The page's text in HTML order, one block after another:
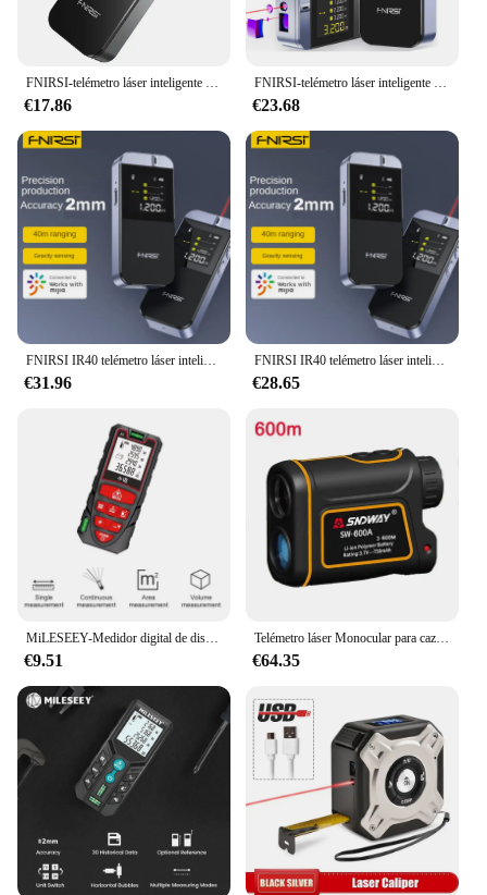
€17.86 €23.68
€31.96
FNIRSI IR40 telémetro láser inteligente, cinta métrica Digital, medidor de distancia, aplicación precisa para dibujar, 40M
€28.65
€9.51
Telémetro láser Monocular para caza, medidor de distancia láser, cinta métrica Digital, telescopio de 600m, 1000m, 1500m, nuevo
€64.35